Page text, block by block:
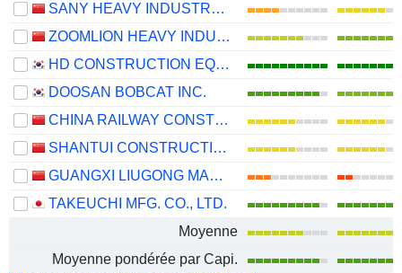
SANY HEAVY INDUSTRY CO.,LTD
ZOOMLION HEAVY INDUSTRY SCIENCE AND TECHNOLOGY CO., LTD.
HD CONSTRUCTION EQUIPMENT CO., LTD.
DOOSAN BOBCAT INC.
CHINA RAILWAY CONSTRUCTION HEAVY INDUSTRY CORPORATION LIMITED
SHANTUI CONSTRUCTION MACHINERY CO., LTD.
GUANGXI LIUGONG MACHINERY CO., LTD.
TAKEUCHI MFG. CO., LTD.
Moyenne
Moyenne pondérée par Capi.